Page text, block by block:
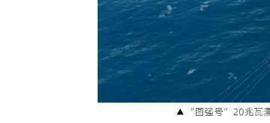
▲“图强号”20兆瓦漂